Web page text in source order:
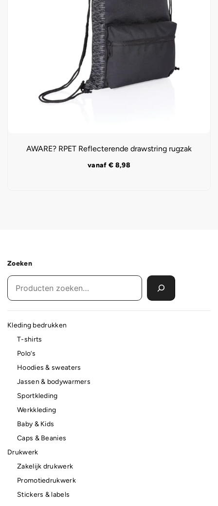
AWARE? RPET Reflecterende drawstring rugzak
vanaf € 8,98
Zoeken
Kleding bedrukken
T-shirts
Polo’s
Hoodies & sweaters
Jassen & bodywarmers
Sportkleding
Werkkleding
Baby & Kids
Caps & Beanies
Drukwerk
Zakelijk drukwerk
Promotiedrukwerk
Stickers & labels